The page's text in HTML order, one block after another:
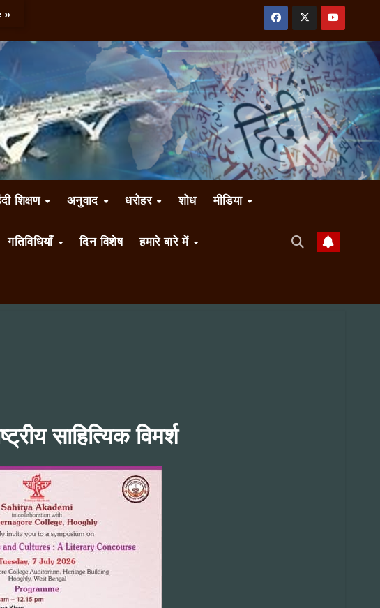
शिक्षण अनुवाद धरोहर शोध मीडिया
गतिविधियाँ दिन विशेष हमारे बारे में
साहित्यिक विमर्श
»